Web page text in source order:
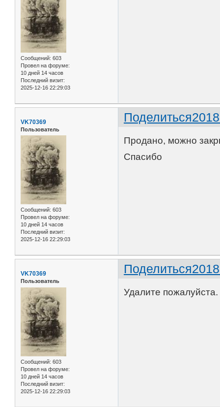
Сообщений: 603
Провел на форуме:
10 дней 14 часов
Последний визит:
2025-12-16 22:29:03
Поделиться
VK70369
Пользователь
Сообщений: 603
Провел на форуме:
10 дней 14 часов
Последний визит:
2025-12-16 22:29:03
Продано, можно
Спасибо
Поделиться
VK70369
Пользователь
Сообщений: 603
Провел на форуме:
10 дней 14 часов
Последний визит:
2025-12-16 22:29:03
Удалите пожалуйста.